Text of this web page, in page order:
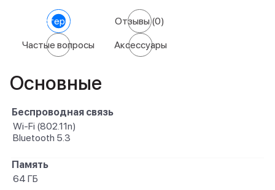
Характеристики Отзывы(0)
Частые вопросы Аксессуары
Основные
Беспроводная связь
Wi-Fi (802.11n)
Bluetooth 5.3
Память
64 ГБ